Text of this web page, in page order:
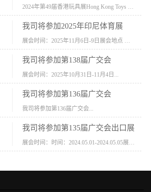
我司将参加2025年印尼体育展
我司将参加第138届广交会
展会时间：2025年10月31日-11月4日...
我司将参加第136届广交会
我司将参加第136届广交会...
我司将参加第135届广交会出口展
展会时间：时间：2024.05.01-2024.05.05展会地址：中国进出口商品交易会展馆福建康莱宝公司展位号12.1G37-38、H11-12，浙江康莱宝展位号17.1B23-24、C19-20...